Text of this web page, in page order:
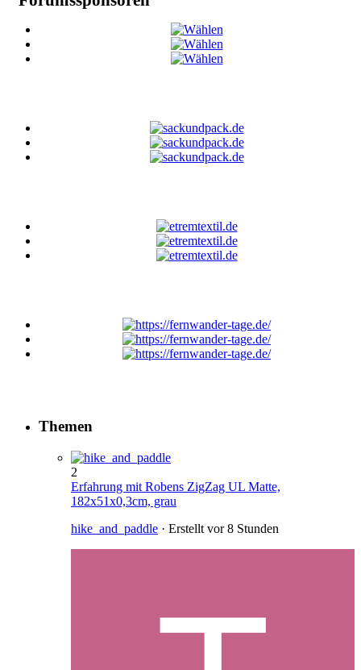
Themen
2
Erfahrung mit Robens ZigZag UL Matte,
182x51x0,3cm, grau
hike_and_paddle · Erstellt vor 8 Stunden